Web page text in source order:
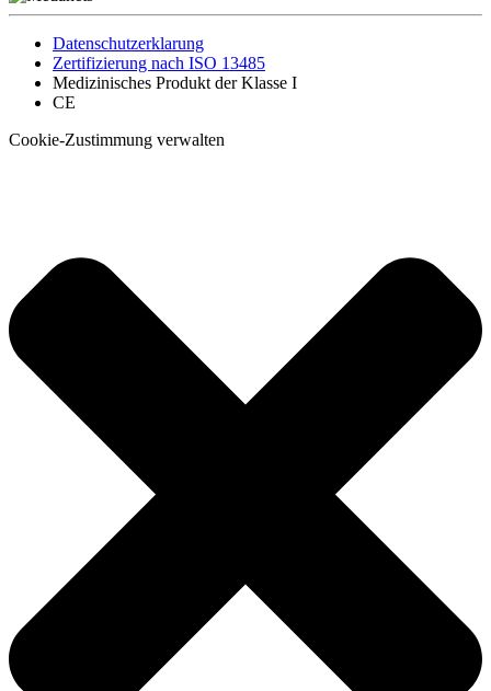
Datenschutzerklarung
Zertifizierung nach ISO 13485
Medizinisches Produkt der Klasse I
CE
Cookie-Zustimmung verwalten